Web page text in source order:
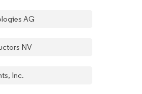
AG
NV
Inc.